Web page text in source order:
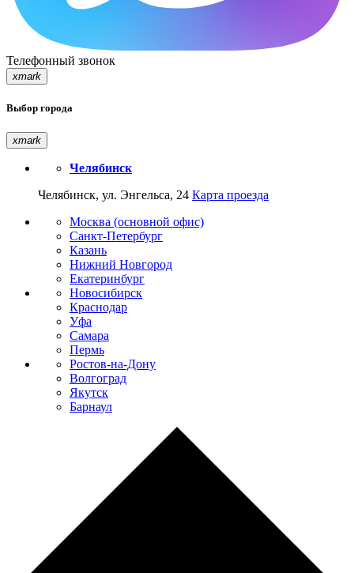
Телефонный звонок
xmark
Выбор города
xmark
Челябинск
Челябинск, ул. Энгельса, 24 Карта проезда
Москва (основной офис)
Санкт-Петербург
Казань
Нижний Новгород
Екатеринбург
Новосибирск
Краснодар
Уфа
Самара
Пермь
Ростов-на-Дону
Волгоград
Якутск
Барнаул